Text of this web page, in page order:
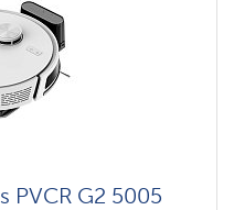
PVCR G2 5005